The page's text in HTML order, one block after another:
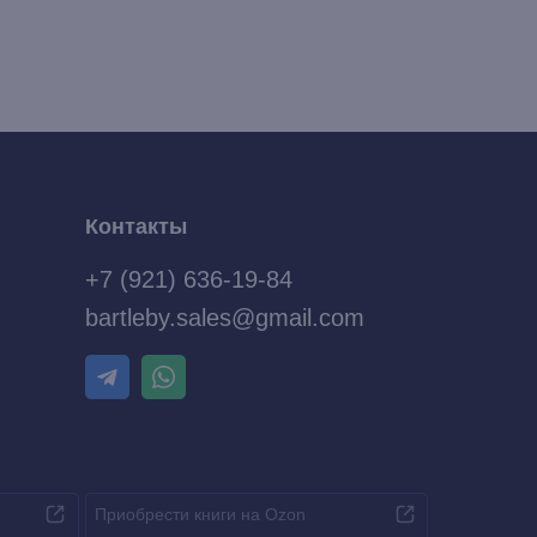
Контакты
+7 (921) 636-19-84
bartleby.sales@gmail.com
Приобрести книги на Ozon